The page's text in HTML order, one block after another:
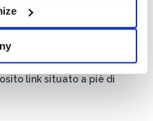
di ricevere materiale
forniti da Basic S.B.R.L.
In qualsiasi momento potrai
link situato a piè di